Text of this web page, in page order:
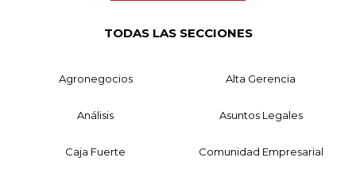
TODAS LAS SECCIONES
Agronegocios Alta Gerencia
Análisis Asuntos Legales
Caja Fuerte Comunidad Empresarial